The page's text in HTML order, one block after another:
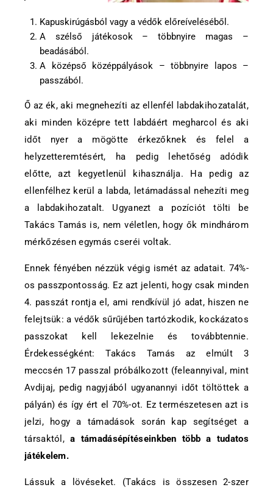
Kapuskirúgásból vagy a védők előreíveléséből.
A szélső játékosok – többnyire magas –
beadásából.
A középső középpályások – többnyire lapos –
passzából.
Ő az ék, aki megnehezíti az ellenfél labdakihozatalát,
aki minden középre tett labdáért megharcol és aki
időt nyer a mögötte érkezőknek és felel a
helyzetteremtésért, ha pedig lehetőség adódik
előtte, azt kegyetlenül kihasználja. Ha pedig az
ellenfélhez kerül a labda, letámadással nehezíti meg
a labdakihozatalt. Ugyanezt a pozíciót tölti be
Takács Tamás is, nem véletlen, hogy ők mindhárom
mérkőzésen egymás cseréi voltak.
Ennek fényében nézzük végig ismét az adatait. 74%-
os passzpontosság. Ez azt jelenti, hogy csak minden
4. passzát rontja el, ami rendkívül jó adat, hiszen ne
felejtsük: a védők sűrűjében tartózkodik, kockázatos
passzokat kell lekezelnie és továbbtennie.
Érdekességként: Takács Tamás az elmúlt 3
meccsén 17 passzal próbálkozott (feleannyival, mint
Avdijaj, pedig nagyjából ugyanannyi időt töltöttek a
pályán) és így ért el 70%-ot. Ez természetesen azt is
jelzi, hogy a támadások során kap segítséget a
társaktól,a támadásépítéseinkben több a tudatos
játékelem.
Lássuk a lövéseket. (Takács is összesen 2-szer